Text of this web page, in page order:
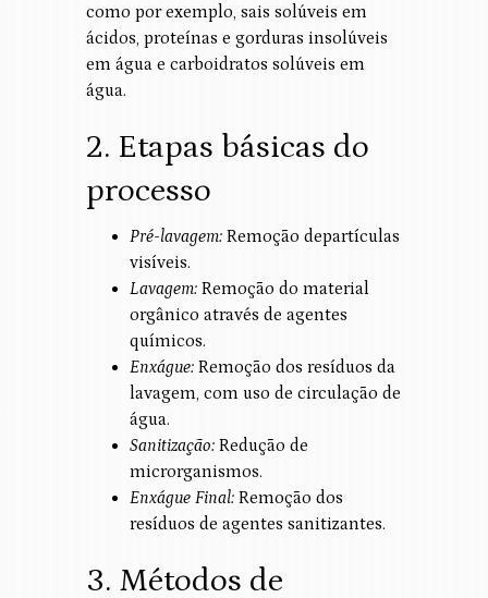
como por exemplo, sais solúveis em
ácidos, proteínas e gorduras insolúveis
em água e carboidratos solúveis em
água.
2. Etapas básicas do
processo
Pré-lavagem: Remoção departículas
visíveis.
Lavagem: Remoção do material
orgânico através de agentes
químicos.
Enxágue: Remoção dos resíduos da
lavagem, com uso de circulação de
água.
Sanitização: Redução de
microrganismos.
Enxágue Final: Remoção dos
resíduos de agentes sanitizantes.
3. Métodos de